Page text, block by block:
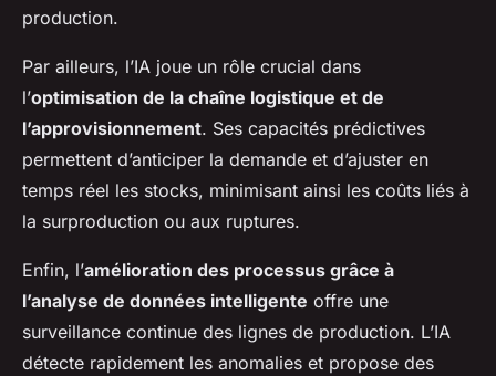
production.
Par ailleurs, l’IA joue un rôle crucial dans
l’optimisation de la chaîne logistique et de
l’approvisionnement. Ses capacités prédictives
permettent d’anticiper la demande et d’ajuster en
temps réel les stocks, minimisant ainsi les coûts liés à
la surproduction ou aux ruptures.
Enfin, l’amélioration des processus grâce à
l’analyse de données intelligente offre une
surveillance continue des lignes de production. L’IA
détecte rapidement les anomalies et propose des